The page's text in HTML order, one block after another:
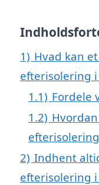
1) Hvad kan
efterisolering
1.1) Fordele
1.2)
2) Indhent
efterisolering i